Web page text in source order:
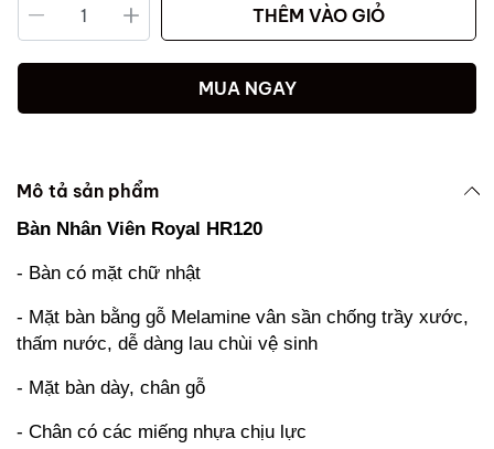
THÊM VÀO GIỎ
MUA NGAY
Mô tả sản phẩm
Bàn Nhân Viên Royal HR120
- Bàn có mặt chữ nhật
- Mặt bàn bằng gỗ Melamine vân sần chống trầy xước,
thấm nước, dễ dàng lau chùi vệ sinh
- Mặt bàn dày, chân gỗ
- Chân có các miếng nhựa chịu lực